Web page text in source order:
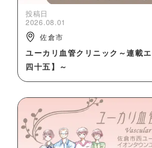
投稿日
2026.08.01
佐倉市
ユーカリ血管クリニック～連載
四十五】～